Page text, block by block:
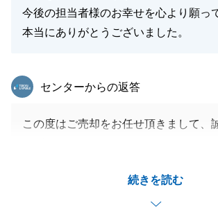
今後の担当者様のお幸せを心より願っ
本当にありがとうございました。
続きを読む
東急リバブル
センターからの返答
この度はご売却をお任せ頂きまして、
ご協力のおかげさまでございます。
不動産以外のお話も多くお聞かせ頂け